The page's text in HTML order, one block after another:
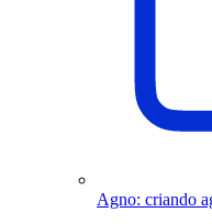
Agno: criando